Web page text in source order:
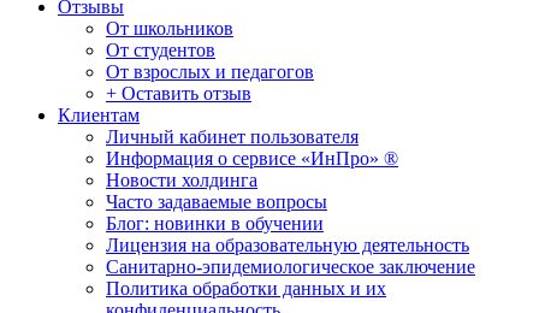
Отзывы
От школьников
От студентов
От взрослых и педагогов
+ Оставить отзыв
Клиентам
Личный кабинет пользователя
Информация о сервисе «ИнПро» ®
Новости холдинга
Часто задаваемые вопросы
Блог: новинки в обучении
Лицензия на образовательную деятельность
Санитарно-эпидемиологическое заключение
Политика обработки данных и их